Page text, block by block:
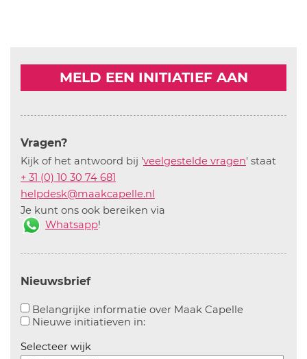
MELD EEN INITIATIEF AAN
Vragen?
Kijk of het antwoord bij 'veelgestelde vragen' staat
+ 31 (0) 10 30 74 681
helpdesk@maakcapelle.nl
Je kunt ons ook bereiken via
Whatsapp!
Nieuwsbrief
Belangrijke informatie over Maak CapelleAanvinken
Nieuwe initiatieven in:Aanvinken om informatie over
Selecteer wijk